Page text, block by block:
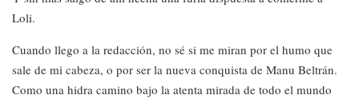
Loli.
Cuando llego a la redacción, no sé si me miran por el humo que
sale de mi cabeza, o por ser la nueva conquista de Manu Beltrán.
Como una hidra camino bajo la atenta mirada de todo el mundo